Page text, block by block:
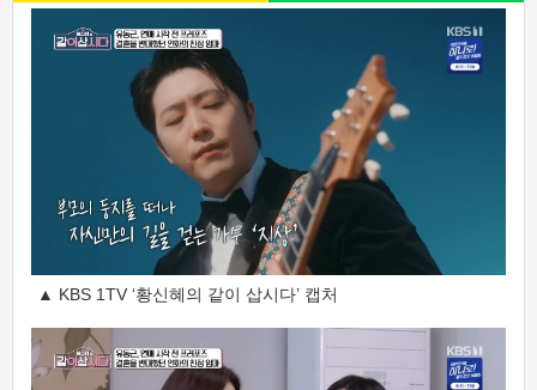
▲ KBS 1TV ‘황신혜의 같이 삽시다’ 캡처